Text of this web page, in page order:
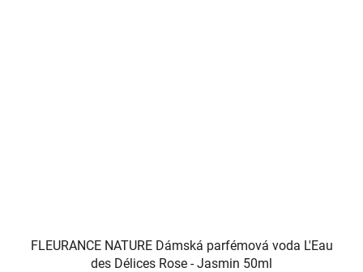
FLEURANCE NATURE Dámská parfémová voda L'Eau
des Délices Rose - Jasmin 50ml